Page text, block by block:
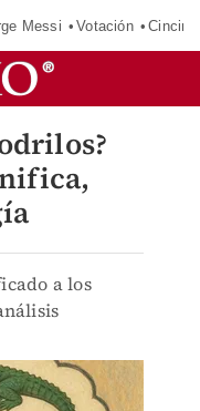
Messi Votación
a los